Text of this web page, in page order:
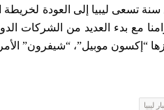
تسعى ليبيا إلى العودة لخريطة
مع بدء العديد من الشركات
“إكسون موبيل”، “شيفرون”
ليبيا